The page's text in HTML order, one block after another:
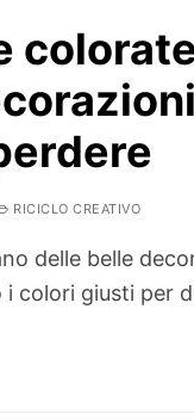
RICICLO CREATIVO
delle belle
i colori giusti per